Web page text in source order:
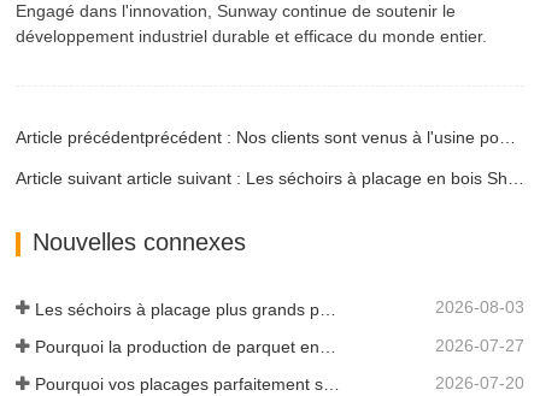
Engagé dans l'innovation, Sunway continue de soutenir le
développement industriel durable et efficace du monde entier.
Article précédentprécédent : Nos clients sont venus à l'usine pour visiter
Article suivant article suivant : Les séchoirs à placage en bois Shine révolutionnent l’efficacité du séchage
Nouvelles connexes
2026-08-03
2026-07-27
Pourquoi vos placages parfaitement séchés se réhumidifient-ils ? 2026-07-20